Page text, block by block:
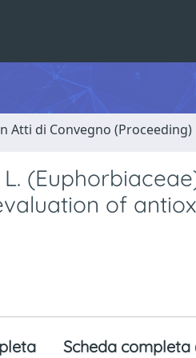
Atti di Convegno (Proceeding)
of
Scheda completa